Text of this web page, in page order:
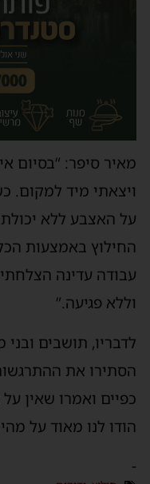
מאיר סיפר: “בסיום
ויצאתי מיד למקום.
על האצבע ללא
החילוץ באמצעות
עבודה עדינה
וללא פגיעה.”
לדבריו, תושבים
הסתירו את
כפיים ואמרו שאין
הודו לנו מאוד על
-